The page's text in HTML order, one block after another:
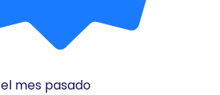
el mes pasado